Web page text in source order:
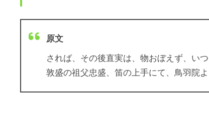
原文
されば、その後直実は、物おぼえず、い
敦盛の祖父忠盛、笛の上手にて、鳥羽院